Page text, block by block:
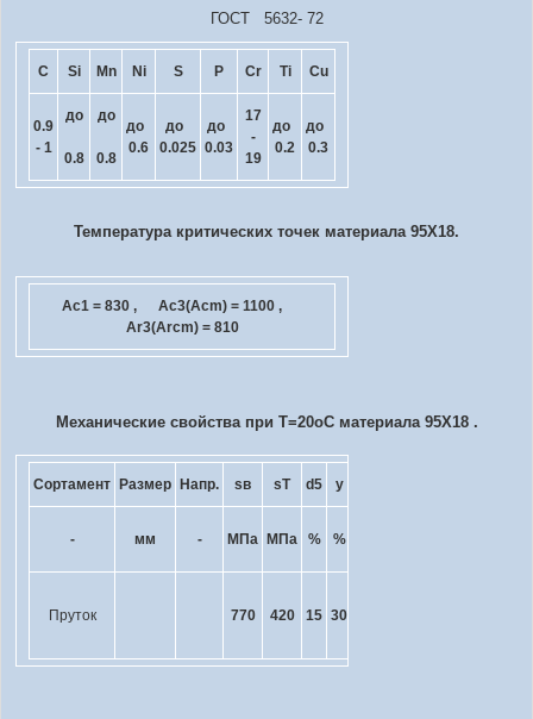
ГОСТ 5632- 72
C Si Mn Ni S P Cr Ti Cu
0.9
- 1
до
0.8
до
0.8
до
0.6
до
0.025
до
0.03
17
-
19
до
0.2
до
0.3
Температура критических точек материала 95Х18.
Ac1 = 830 , Ac3(Acm) = 1100 ,
Ar3(Arcm) = 810
Механические свойства при Т=20oС материала 95Х18 .
Сортамент Размер Напр. sв sT d5 y
- мм - МПа МПа % %
Пруток 770 420 15 30